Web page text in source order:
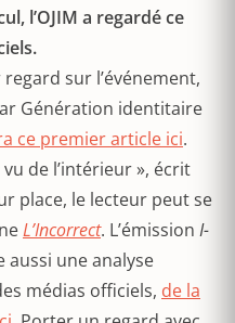
l’OJIM a regardé ce
sur l’événement,
Génération identitaire
ce premier article ici.
de l’intérieur », écrit
place, le lecteur peut se
L’Incorrect. L’émission I-
aussi une analyse
médias officiels, de la